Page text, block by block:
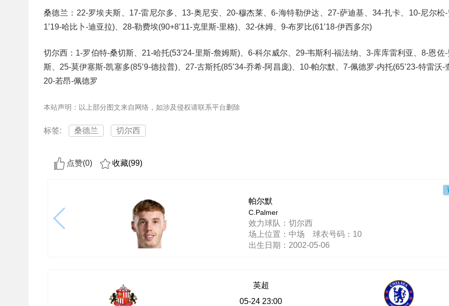
桑德兰：22-罗埃夫斯、17-雷尼尔多、13-奥尼安、20-穆杰莱、6-海特勒伊达、27-萨迪基、34-扎卡、10-尼尔松
1’19-哈比卜-迪亚拉)、28-勒费埃(90+8’11-克里斯-里格)、32-休姆、9-布罗比(61’18-伊西多尔)
切尔西：1-罗伯特-桑切斯、21-哈托(53’24-里斯-詹姆斯)、6-科尔威尔、29-韦斯利-福法纳、3-库库雷利亚、8-恩佐
斯、25-莫伊塞斯-凯塞多(85’9-德拉普)、27-古斯托(85’34-乔希-阿昌庞)、10-帕尔默、7-佩德罗-内托(65’23-特雷沃-
20-若昂-佩德罗
本站声明：以上部分图文来自网络，如涉及侵权请联系平台删除
标签: 桑德兰 切尔西
点赞(0) 收藏(99)
帕尔默
C.Palmer
效力球队：切尔西
场上位置：中场 球衣号码：10
出生日期：2002-05-06
英超
05-24 23:00